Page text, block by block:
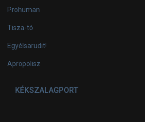
Prohuman
Tisza-tó
Egyélsarudit!
Apropolisz
KÉKSZALAGPORT